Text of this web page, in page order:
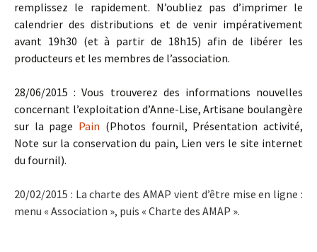
remplissez le rapidement. N’oubliez pas d’imprimer le
calendrier des distributions et de venir impérativement
avant 19h30 (et à partir de 18h15) afin de libérer les
producteurs et les membres de l’association.
28/06/2015 : Vous trouverez des informations nouvelles
concernant l’exploitation d’Anne-Lise, Artisane boulangère
sur la page Pain (Photos fournil, Présentation activité,
Note sur la conservation du pain, Lien vers le site internet
du fournil).
20/02/2015 : La charte des AMAP vient d’être mise en ligne :
menu « Association », puis « Charte des AMAP ».